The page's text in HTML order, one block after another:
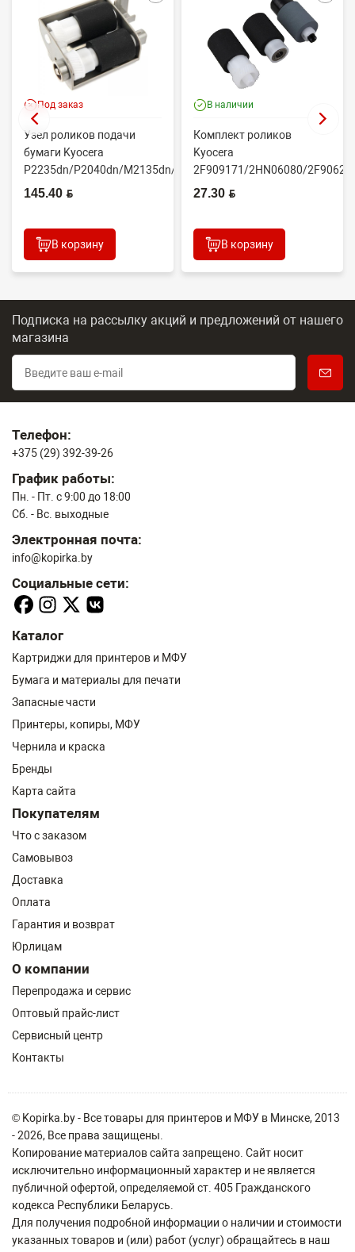
Под заказ
Узел роликов подачи
бумаги Kyocera
P2235dn/P2040dn/M2135dn/M2635dn/M2735dw/M2040dn
(O...
145.40 BYN
В корзину
В наличии
Комплект роликов
Kyocera
2F909171/2HN06080/
(CET7806)
27.30 BYN
В корзину
Подписка на рассылку акций и предложений от нашего
магазина
Телефон:
+375 (29) 392-39-26
График работы:
Пн. - Пт. с 9:00 до 18:00
Сб. - Вс. выходные
Электронная почта:
info@kopirka.by
Социальные сети:
Каталог
Картриджи для принтеров и МФУ
Бумага и материалы для печати
Запасные части
Принтеры, копиры, МФУ
Чернила и краска
Бренды
Карта сайта
Покупателям
Что с заказом
Самовывоз
Доставка
Оплата
Гарантия и возврат
Юрлицам
О компании
Перепродажа и сервис
Оптовый прайс-лист
Сервисный центр
Контакты
© Kopirka.by - Все товары для принтеров и МФУ в Минске, 2013
- 2026, Все права защищены.
Копирование материалов сайта запрещено. Сайт носит
исключительно информационный характер и не является
публичной офертой, определяемой ст. 405 Гражданского
кодекса Республики Беларусь.
Для получения подробной информации о наличии и стоимости
указанных товаров и (или) работ (услуг) обращайтесь в наш